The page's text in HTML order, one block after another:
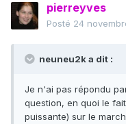
pierreyves
Posté 24
neuneu2k a dit :
Je n'ai pas répondu
question, en quoi le
puissante) sur le